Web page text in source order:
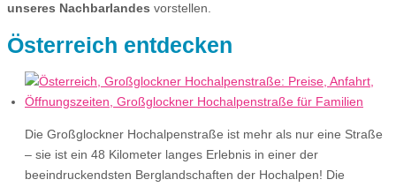
unseres Nachbarlandes vorstellen.
Österreich entdecken
Die Großglockner Hochalpenstraße ist mehr als nur eine Straße
– sie ist ein 48 Kilometer langes Erlebnis in einer der
beeindruckendsten Berglandschaften der Hochalpen! Die